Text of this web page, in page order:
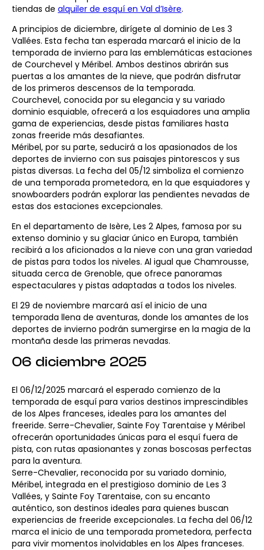
tiendas de alquiler de esquí en Val d’Isère.
A principios de diciembre, dirígete al dominio de Les 3
Vallées. Esta fecha tan esperada marcará el inicio de la
temporada de invierno para las emblemáticas estaciones
de Courchevel y Méribel. Ambos destinos abrirán sus
puertas a los amantes de la nieve, que podrán disfrutar
de los primeros descensos de la temporada.
Courchevel, conocida por su elegancia y su variado
dominio esquiable, ofrecerá a los esquiadores una amplia
gama de experiencias, desde pistas familiares hasta
zonas freeride más desafiantes.
Méribel, por su parte, seducirá a los apasionados de los
deportes de invierno con sus paisajes pintorescos y sus
pistas diversas. La fecha del 05/12 simboliza el comienzo
de una temporada prometedora, en la que esquiadores y
snowboarders podrán explorar las pendientes nevadas de
estas dos estaciones excepcionales.
En el departamento de Isère, Les 2 Alpes, famosa por su
extenso dominio y su glaciar único en Europa, también
recibirá a los aficionados a la nieve con una gran variedad
de pistas para todos los niveles. Al igual que Chamrousse,
situada cerca de Grenoble, que ofrece panoramas
espectaculares y pistas adaptadas a todos los niveles.
El 29 de noviembre marcará así el inicio de una
temporada llena de aventuras, donde los amantes de los
deportes de invierno podrán sumergirse en la magia de la
montaña desde las primeras nevadas.
06 diciembre 2025
El 06/12/2025 marcará el esperado comienzo de la
temporada de esquí para varios destinos imprescindibles
de los Alpes franceses, ideales para los amantes del
freeride. Serre-Chevalier, Sainte Foy Tarentaise y Méribel
ofrecerán oportunidades únicas para el esquí fuera de
pista, con rutas apasionantes y zonas boscosas perfectas
para la aventura.
Serre-Chevalier, reconocida por su variado dominio,
Méribel, integrada en el prestigioso dominio de Les 3
Vallées, y Sainte Foy Tarentaise, con su encanto
auténtico, son destinos ideales para quienes buscan
experiencias de freeride excepcionales. La fecha del 06/12
marca el inicio de una temporada prometedora, perfecta
para vivir momentos inolvidables en los Alpes franceses.